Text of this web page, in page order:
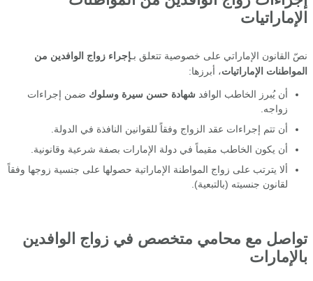
الإماراتيات
نصّ القانون الإماراتي على خصوصية تتعلق بـإجراء زواج الوافدين من
المواطنات الإماراتيات، أبرزها:
أن يُبرز الخاطب الوافد شهادة حسن سيرة وسلوك ضمن إجراءات
زواجه.
أن تتم إجراءات عقد الزواج وفقاً للقوانين النافذة في الدولة.
أن يكون الخاطب مقيماً في دولة الإمارات بصفة شرعية وقانونية.
ألا يترتب على زواج المواطنة الإماراتية حصولها على جنسية زوجها وفقاً
لقانون جنسيته (بالتبعية).
تواصل مع محامي متخصص في زواج الوافدين
بالإمارات